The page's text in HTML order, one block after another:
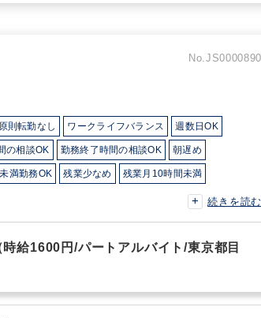
No.JS0000890
原則転勤なし ワークライフバランス 週数日OK
の相談OK 勤務終了時間の相談OK 朝遅め
満勤務OK 残業少なめ 残業月10時間未満
ルーティンワークがメイン
み 英語力不要 ミロク
続きを読む
給1600円/パートアルバイト/東京都目